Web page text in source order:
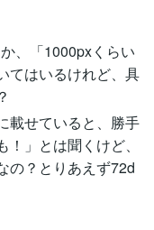
、「1000pxくらい
てはいるけれど、具
載せていると、勝手
」とは聞くけど、
の？とりあえず72d